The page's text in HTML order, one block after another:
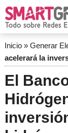
Inicio» Generar
acelerará la
El